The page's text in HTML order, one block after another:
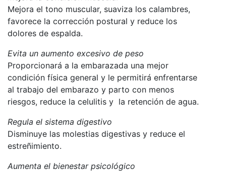
Mejora el tono muscular, suaviza los calambres,
favorece la corrección postural y reduce los
dolores de espalda.
Evita un aumento excesivo de peso
Proporcionará a la embarazada una mejor
condición física general y le permitirá enfrentarse
al trabajo del embarazo y parto con menos
riesgos, reduce la celulitis y la retención de agua.
Regula el sistema digestivo
Disminuye las molestias digestivas y reduce el
estreñimiento.
Aumenta el bienestar psicológico